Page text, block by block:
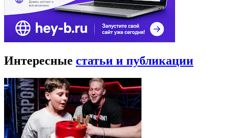
Интересные статьи и публикации